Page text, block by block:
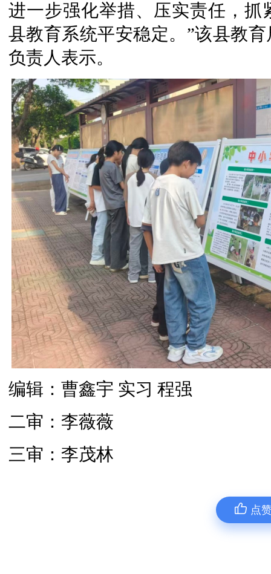
进一步强化举措、压实责任，
县教育系统平安稳定。”该县教
负责人表示。
编辑：曹鑫宇 实习 程强
二审：李薇薇
三审：李茂林
点